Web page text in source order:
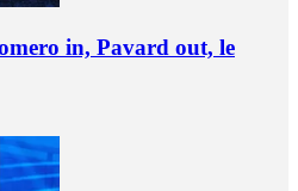
in, Pavard out, le